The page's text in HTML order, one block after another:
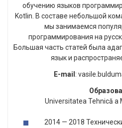
обучению языков
Kotlin. В составе небольшой
мы занимаемся
программирования на
Большая часть статей была
язык и
E-mail :
Universitatea Tehnică a
2014 — 2018